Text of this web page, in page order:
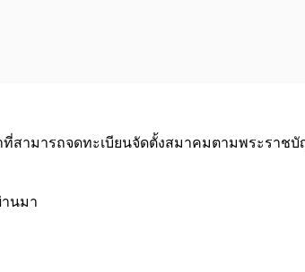
ที่สามารถจดทะเบียนจัดตั้งสมาคมตามพระรา
นมา